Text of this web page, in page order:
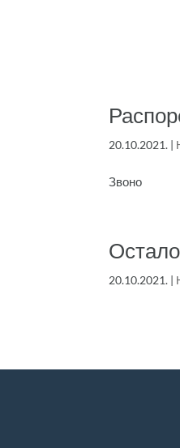
20.10.2021. |
Звоно
Остало
20.10.2021. |